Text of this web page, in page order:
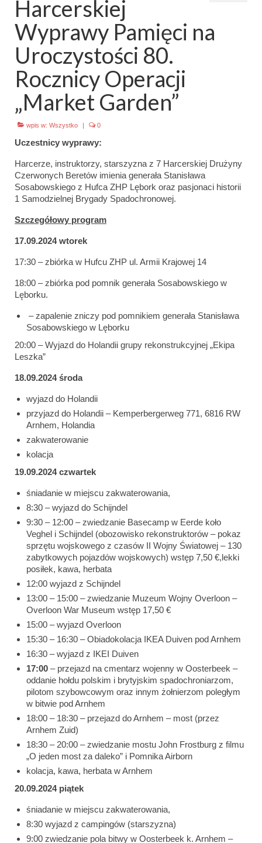
Emblematy (plakietki) i znaki drużyny
Dla harcerzy i rodziców
Ryngraf Pamiątkowy 7 HDCzB
Odznaka Honorowa 7 HDCzB
Galeria
Galerie 1983-2025
Galeria 2026
Harcerskiej
Wyprawy Pamięci na
Uroczystości 80.
Rocznicy Operacji
„Market Garden”
wpis w: Wszystko | 0
Uczestnicy wyprawy:
Harcerze, instruktorzy, starszyzna z 7 Harcerskiej Drużyny
Czerwonych Beretów imienia generała Stanisława
Sosabowskiego z Hufca ZHP Lębork oraz pasjonaci historii
1 Samodzielnej Brygady Spadochronowej.
Szczegółowy program
17.09.2024 wtorek
17:30 – zbiórka w Hufcu ZHP ul. Armii Krajowej 14
18:00 – zbiórka pod pomnik generała Sosabowskiego w
Lęborku.
– zapalenie zniczy pod pomnikiem generała Stanisława
Sosabowskiego w Lęborku
20:00 – Wyjazd do Holandii grupy rekonstrukcyjnej „Ekipa
Leszka”
18.09.2024 środa
wyjazd do Holandii
przyjazd do Holandii – Kemperbergerweg 771, 6816 RW
Arnhem, Holandia
zakwaterowanie
kolacja
19.09.2024 czwartek
śniadanie w miejscu zakwaterowania,
8:30 – wyjazd do Schijndel
9:30 – 12:00 – zwiedzanie Basecamp w Eerde koło
Veghel i Schijndel (obozowisko rekonstruktorów – pokaz
sprzętu wojskowego z czasów II Wojny Światowej – 130
zabytkowych pojazdów wojskowych) wstęp 7,50 €,lekki
posiłek, kawa, herbata
12:00 wyjazd z Schijndel
13:00 – 15:00 – zwiedzanie Muzeum Wojny Overloon –
Overloon War Museum wstęp 17,50 €
15:00 – wyjazd Overloon
15:30 – 16:30 – Obiadokolacja IKEA Duiven pod Arnhem
16:30 – wyjazd z IKEI Duiven
17:00 – przejazd na cmentarz wojenny w Oosterbeek –
oddanie hołdu polskim i brytyjskim spadochroniarzom,
pilotom szybowcowym oraz innym żołnierzom poległym
w bitwie pod Arnhem
18:00 – 18:30 – przejazd do Arnhem – most (przez
Arnhem Zuid)
18:30 – 20:00 – zwiedzanie mostu John Frostburg z filmu
„O jeden most za daleko” i Pomnika Airborn
kolacja, kawa, herbata w Arnhem
20.09.2024 piątek
śniadanie w miejscu zakwaterowania,
8:30 wyjazd z campingów (starszyzna)
9:00 zwiedzanie pola bitwy w Oosterbeek k. Arnhem –